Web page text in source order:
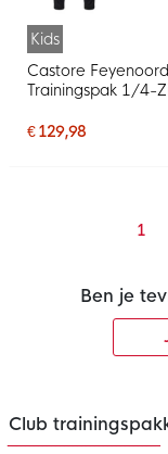
Kids
Castore Feyenoord
Trainingspak 1/4-
Lichtblauw Zwart
€ 129,98
1
Ben je
Club